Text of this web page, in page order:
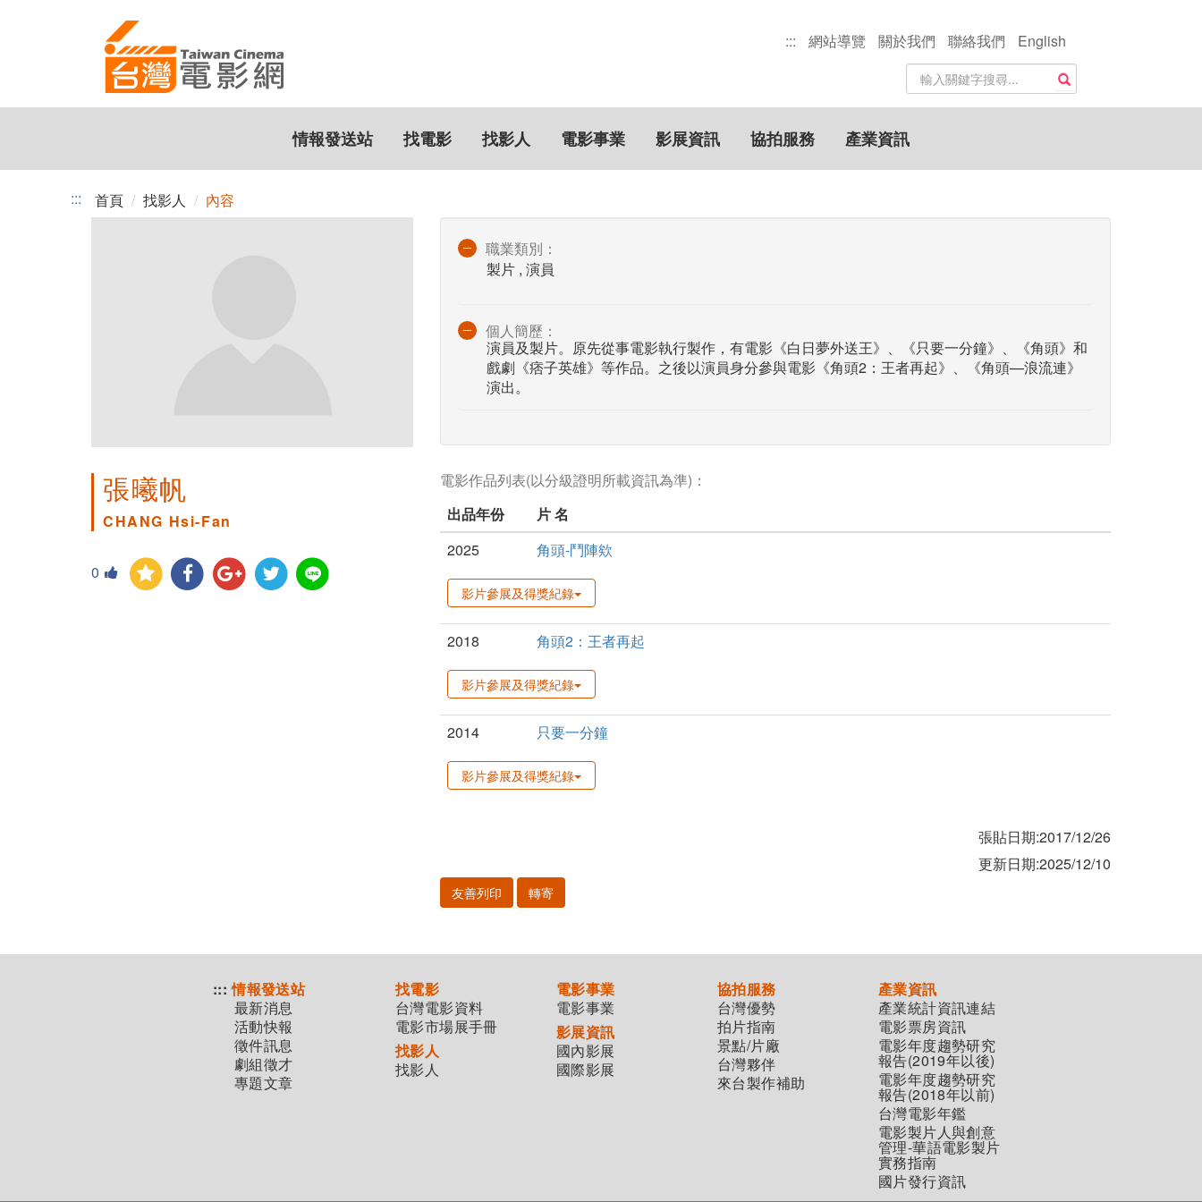
::: 網站導覽 關於我們 聯絡我們
English
站
內
搜
尋
關
鍵
搜尋
情報發送站 找電影 找影人 電影事業 影展資訊 協拍服務 產業資訊
::: 首頁 找影人 內容
張曦帆
CHANG Hsi-Fan
0
職業類別：
製片 , 演員
個人簡歷：
演員及製片。原先從事電影執行製作，有電影《白日夢外送王》、《只要一分鐘》、《角頭》和
戲劇《痞子英雄》等作品。之後以演員身分參與電影《角頭2：王者再起》、《角頭—浪流連》
演出。
電影作品列表(以分級證明所載資訊為準)：
出品年份
片 名
2025
角頭-鬥陣欸
影片參展及得獎紀錄
2018 角頭2：王者再起
影片參展及得獎紀錄
2014 只要一分鐘
影片參展及得獎紀錄
張貼日期:2017/12/26
更新日期:2025/12/10
友善列印 轉寄
::: 情報發送站
最新消息
活動快報
徵件訊息
劇組徵才
專題文章
找電影
台灣電影資料
電影市場展手冊
找影人
找影人
電影事業
電影事業
影展資訊
國內影展
國際影展
協拍服務
台灣優勢
拍片指南
景點/片廠
台灣夥伴
來台製作補助
產業資訊
產業統計資訊連結
電影票房資訊
電影年度趨勢研究
報告(2019年以後)
電影年度趨勢研究
報告(2018年以前)
台灣電影年鑑
電影製片人與創意
管理-華語電影製片
實務指南
國片發行資訊